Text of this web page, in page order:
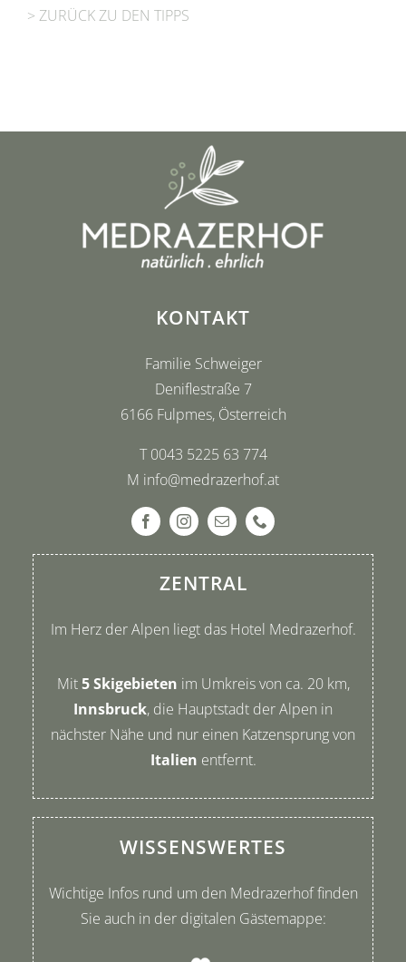
> ZURÜCK ZU DEN TIPPS
KONTAKT
Familie Schweiger
Deniflestraße 7
6166 Fulpmes, Österreich
T0043 5225 63 774
M info@medrazerhof.at
ZENTRAL
Im Herz der Alpen liegt das Hotel Medrazerhof.
Mit5 Skigebieten im Umkreis von ca. 20 km,
Innsbruck, die Hauptstadt der Alpen in
nächster Nähe und nur einen Katzensprung von
Italien entfernt.
WISSENSWERTES
Wichtige Infos rund um den Medrazerhof finden
Sie auch in der digitalen Gästemappe: